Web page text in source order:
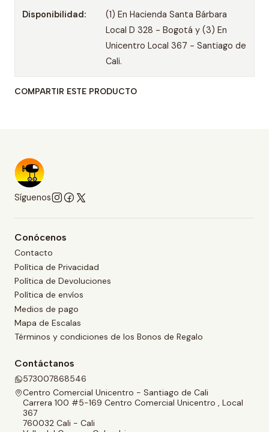
Disponibilidad:
(1) En Hacienda Santa Bárbara
Local D 328 - Bogotá y (3) En
Unicentro Local 367 - Santiago de
Cali.
COMPARTIR ESTE PRODUCTO
Síguenos
Conócenos
Contacto
Política de Privacidad
Política de Devoluciones
Política de envíos
Medios de pago
Mapa de Escalas
Términos y condiciones de los Bonos de Regalo
Contáctanos
573007868546
Centro Comercial Unicentro - Santiago de Cali
Carrera 100 #5-169 Centro Comercial Unicentro , Local
367
760032 Cali - Cali